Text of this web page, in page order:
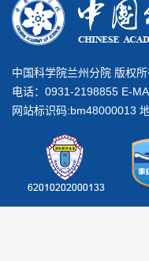
中国科学院兰州分院 版权
电话：0931-2198855 E-
网站标识码:bm48000013